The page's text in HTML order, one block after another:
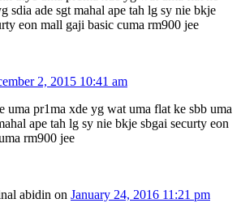
sdia ade sgt mahal ape tah lg sy nie bkje
eon mall gaji basic cuma rm900 jee
2, 2015 10:41 am
uma pr1ma xde yg wat uma flat ke sbb uma
ape tah lg sy nie bkje sbgai securty eon
rm900 jee
abidin on January 24, 2016 11:21 pm